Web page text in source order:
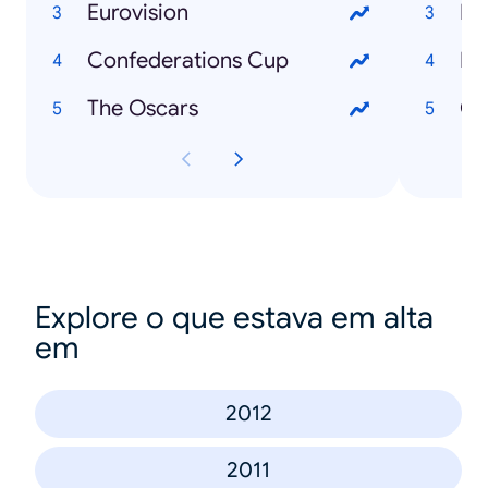
Eurovision
Confederations Cup
The Oscars
Explore o que estava em alta
em
2012
2011